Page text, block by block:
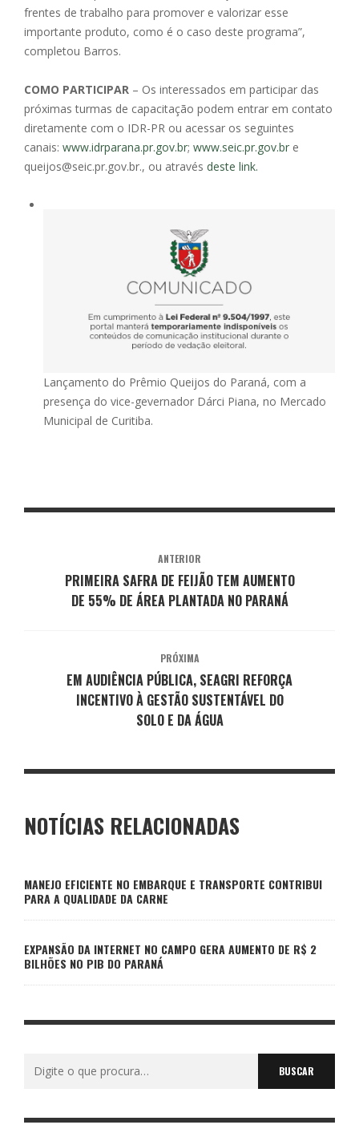
frentes de trabalho para promover e valorizar esse
importante produto, como é o caso deste programa”,
completou Barros.
COMO PARTICIPAR – Os interessados em participar das
próximas turmas de capacitação podem entrar em contato
diretamente com o IDR-PR ou acessar os seguintes
canais: www.idrparana.pr.gov.br; www.seic.pr.gov.br e
queijos@seic.pr.gov.br., ou através deste link.
Lançamento do Prêmio Queijos do Paraná, com a
presença do vice-gevernador Dárci Piana, no Mercado
Municipal de Curitiba.
ANTERIOR
PRIMEIRA SAFRA DE FEIJÃO TEM AUMENTO
DE 55% DE ÁREA PLANTADA NO PARANÁ
PRÓXIMA
EM AUDIÊNCIA PÚBLICA, SEAGRI REFORÇA
INCENTIVO À GESTÃO SUSTENTÁVEL DO
SOLO E DA ÁGUA
NOTÍCIAS RELACIONADAS
MANEJO EFICIENTE NO EMBARQUE E TRANSPORTE CONTRIBUI
PARA A QUALIDADE DA CARNE
EXPANSÃO DA INTERNET NO CAMPO GERA AUMENTO DE R$ 2
BILHÕES NO PIB DO PARANÁ